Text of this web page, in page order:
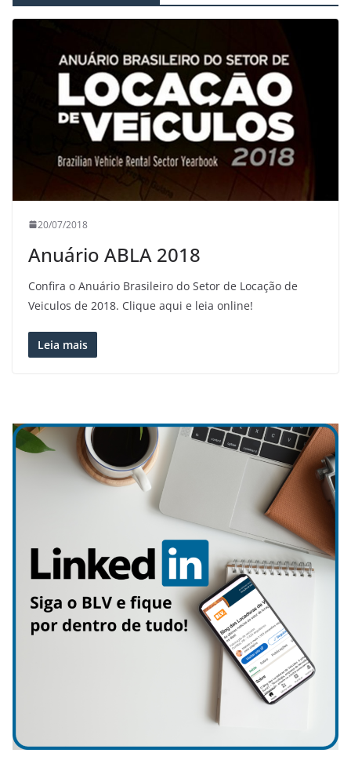
20/07/2018
Anuário ABLA 2018
Confira o Anuário Brasileiro do Setor de Locação de
Veiculos de 2018. Clique aqui e leia online!
Leia mais